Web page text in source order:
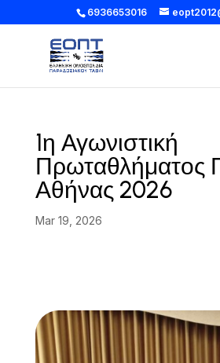
6936653016
1η Αγωνιστική
Πρωταθλήματος
Αθήνας 2026
Mar 19, 2026